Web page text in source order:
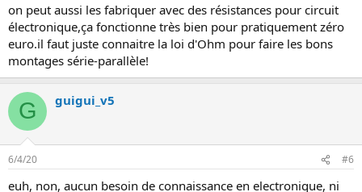
on peut aussi les fabriquer avec des résistances pour circuit
électronique,ça fonctionne très bien pour pratiquement zéro
euro.il faut juste connaitre la loi d'Ohm pour faire les bons
montages série-parallèle!
G guigui_v5
6/4/20 #6
euh, non, aucun besoin de connaissance en electronique, ni